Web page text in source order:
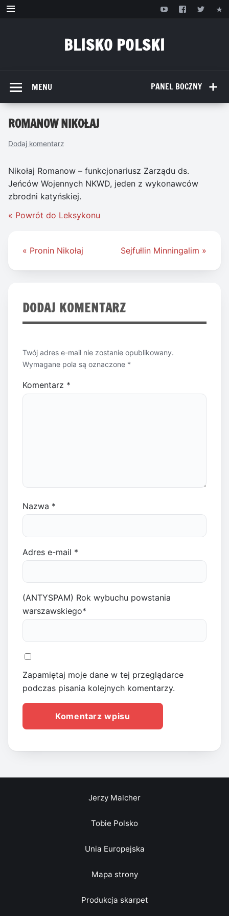
Przejdź
BLISKO POLSKI
PANEL BOCZNY
MENU
ROMANOW NIKOŁAJ
Dodaj komentarz
Nikołaj Romanow – funkcjonariusz Zarządu ds.
Jeńców Wojennych NKWD, jeden z wykonawców
zbrodni katyńskiej.
« Powrót do Leksykonu
Nawigacja
« Pronin Nikołaj Sejfułlin Minningalim »
DODAJ KOMENTARZ
Twój adres e-mail nie zostanie opublikowany.
Wymagane pola są oznaczone *
Komentarz *
Nazwa *
Adres e-mail *
(ANTYSPAM) Rok wybuchu powstania
warszawskiego*
Zapamiętaj moje dane w tej przeglądarce
podczas pisania kolejnych komentarzy.
Jerzy Malcher
Tobie Polsko
Unia Europejska
Mapa strony
Produkcja skarpet